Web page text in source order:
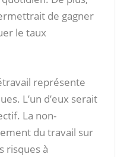
de gagner
le taux
représente
L’un d’eux serait
La non-
du travail sur
risques à